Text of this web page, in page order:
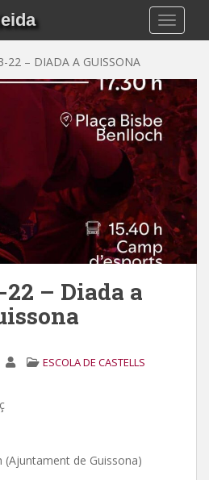
22 – DIADA A GUISSONA
22 – Diada a
ESCOLA DE CASTELLS
(Ajuntament de Guissona)